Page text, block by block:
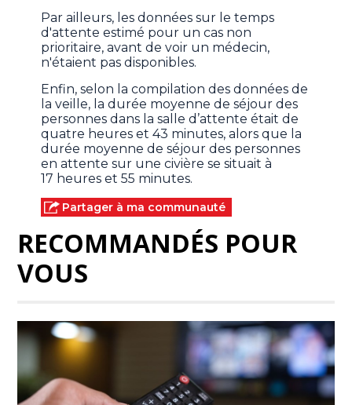
Par ailleurs, les données sur le temps
d'attente estimé pour un cas non
prioritaire, avant de voir un médecin,
n'étaient pas disponibles.
Enfin, selon la compilation des données de
la veille, la durée moyenne de séjour des
personnes dans la salle d’attente était de
quatre heures et 43 minutes, alors que la
durée moyenne de séjour des personnes
en attente sur une civière se situait à
17 heures et 55 minutes.
Partager à ma communauté
RECOMMANDÉS POUR
VOUS